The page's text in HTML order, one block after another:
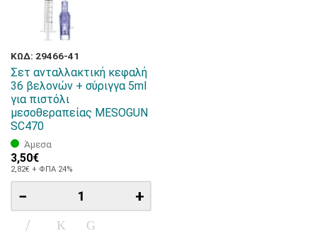
ΚΩΔ: 29466-41
Σετ ανταλλακτική κεφαλή
36 βελονών + σύριγγα 5ml
για πιστόλι
μεσοθεραπείας MESOGUN
SC470
Άμεσα
3,50€
2,82€ + ΦΠΑ 24%
− +